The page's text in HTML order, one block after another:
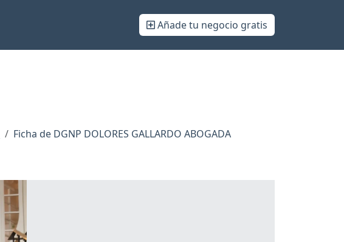
Añade tu negocio gratis
Ficha de DGNP DOLORES GALLARDO ABOGADA